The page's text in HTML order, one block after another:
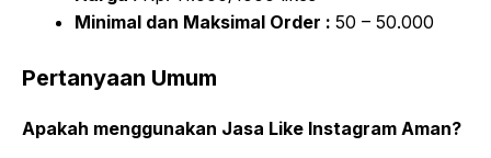
Minimal dan Maksimal Order : 50 – 50.000
Pertanyaan Umum
Apakah menggunakan Jasa Like Instagram Aman?